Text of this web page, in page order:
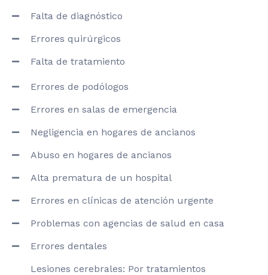
Falta de diagnóstico
Errores quirúrgicos
Falta de tratamiento
Errores de podólogos
Errores en salas de emergencia
Negligencia en hogares de ancianos
Abuso en hogares de ancianos
Alta prematura de un hospital
Errores en clínicas de atención urgente
Problemas con agencias de salud en casa
Errores dentales
Lesiones cerebrales: Por tratamientos